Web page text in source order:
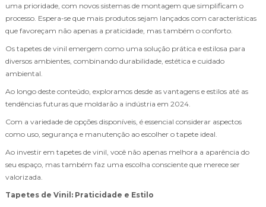
uma prioridade, com novos sistemas de montagem que simplificam o
processo. Espera-se que mais produtos sejam lançados com características
que favoreçam não apenas a praticidade, mas também o conforto.
Os tapetes de vinil emergem como uma solução prática e estilosa para
diversos ambientes, combinando durabilidade, estética e cuidado
ambiental.
Ao longo deste conteúdo, exploramos desde as vantagens e estilos até as
tendências futuras que moldarão a indústria em 2024.
Com a variedade de opções disponíveis, é essencial considerar aspectos
como uso, segurança e manutenção ao escolher o tapete ideal.
Ao investir em tapetes de vinil, você não apenas melhora a aparência do
seu espaço, mas também faz uma escolha consciente que merece ser
valorizada.
Tapetes de Vinil: Praticidade e Estilo